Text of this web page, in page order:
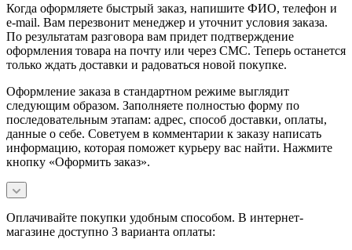
Когда оформляете быстрый заказ, напишите ФИО, телефон и
e-mail. Вам перезвонит менеджер и уточнит условия заказа.
По результатам разговора вам придет подтверждение
оформления товара на почту или через СМС. Теперь останется
только ждать доставки и радоваться новой покупке.
Оформление заказа в стандартном режиме выглядит
следующим образом. Заполняете полностью форму по
последовательным этапам: адрес, способ доставки, оплаты,
данные о себе. Советуем в комментарии к заказу написать
информацию, которая поможет курьеру вас найти. Нажмите
кнопку «Оформить заказ».
Оплачивайте покупки удобным способом. В интернет-
магазине доступно 3 варианта оплаты: